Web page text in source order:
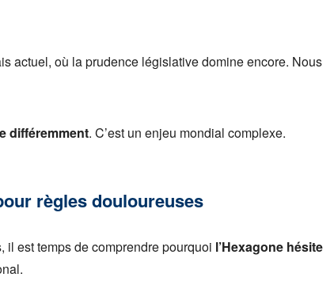
actuel, où la prudence législative domine encore. Nous
différemment. C’est un enjeu mondial complexe.
règles douloureuses
il est temps de comprendre pourquoi l’Hexagone hésite